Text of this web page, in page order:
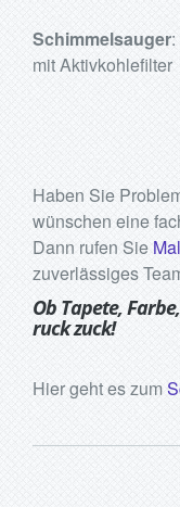
Schimmelsauger
mit Aktivkohlefilter
Haben Sie
wünschen eine
Dann rufen Sie
zuverlässiges
Ob Tapete,
ruck zuck!
Hier geht es zum